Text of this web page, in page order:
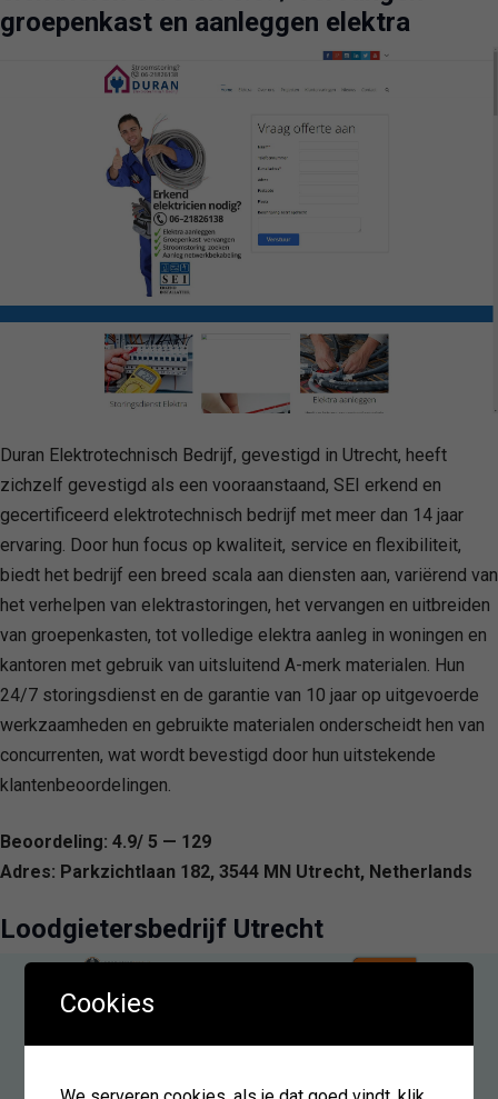
groepenkast en aanleggen elektra
Duran Elektrotechnisch Bedrijf, gevestigd in Utrecht, heeft
zichzelf gevestigd als een vooraanstaand, SEI erkend en
gecertificeerd elektrotechnisch bedrijf met meer dan 14 jaar
ervaring. Door hun focus op kwaliteit, service en flexibiliteit,
biedt het bedrijf een breed scala aan diensten aan, variërend van
het verhelpen van elektrastoringen, het vervangen en uitbreiden
van groepenkasten, tot volledige elektra aanleg in woningen en
kantoren met gebruik van uitsluitend A-merk materialen. Hun
24/7 storingsdienst en de garantie van 10 jaar op uitgevoerde
werkzaamheden en gebruikte materialen onderscheidt hen van
concurrenten, wat wordt bevestigd door hun uitstekende
klantenbeoordelingen.
Beoordeling: 4.9/ 5 — 129
Adres: Parkzichtlaan 182, 3544 MN Utrecht, Netherlands
Loodgietersbedrijf Utrecht
Cookies